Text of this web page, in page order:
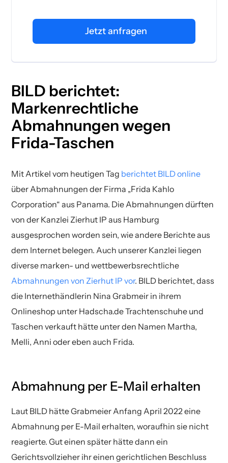
BILD berichtet:
Markenrechtliche
Abmahnungen wegen
Frida-Taschen
Mit Artikel vom heutigen Tag berichtet BILD online
über Abmahnungen der Firma „Frida Kahlo
Corporation“ aus Panama. Die Abmahnungen dürften
von der Kanzlei Zierhut IP aus Hamburg
ausgesprochen worden sein, wie andere Berichte aus
dem Internet belegen. Auch unserer Kanzlei liegen
diverse marken- und wettbewerbsrechtliche
Abmahnungen von Zierhut IP vor. BILD berichtet, dass
die Internethändlerin Nina Grabmeir in ihrem
Onlineshop unter Hadscha.de Trachtenschuhe und
Taschen verkauft hätte unter den Namen Martha,
Melli, Anni oder eben auch Frida.
Abmahnung per E-Mail erhalten
Laut BILD hätte Grabmeier Anfang April 2022 eine
Abmahnung per E-Mail erhalten, woraufhin sie nicht
reagierte. Gut einen später hätte dann ein
Gerichtsvollzieher ihr einen gerichtlichen Beschluss
Jetzt anfragen